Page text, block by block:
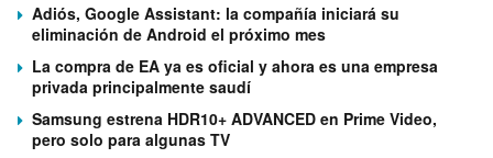
Adiós, Google Assistant: la compañía iniciará su
eliminación de Android el próximo mes
La compra de EA ya es oficial y ahora es una empresa
privada principalmente saudí
Samsung estrena HDR10+ ADVANCED en Prime Video,
pero solo para algunas TV